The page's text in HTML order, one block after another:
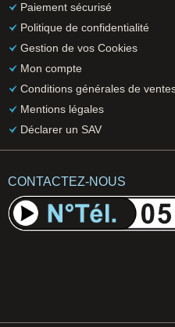
Paiement sécurisé
Politique de confidentialité
Gestion de vos Cookies
Mon compte
Conditions générales de
Mentions légales
Déclarer un SAV
CONTACTEZ-NOUS